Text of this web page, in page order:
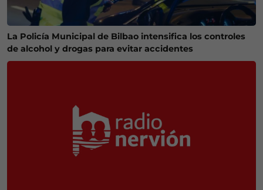
La Policía Municipal de Bilbao intensifica los controles
de alcohol y drogas para evitar accidentes